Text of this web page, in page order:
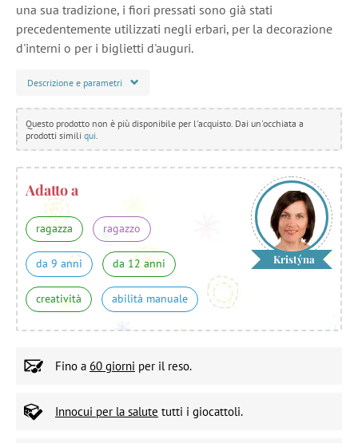
una sua tradizione, i fiori pressati sono già stati
precedentemente utilizzati negli erbari, per la decorazione
d'interni o per i biglietti d'auguri.
Descrizione e parametri
Questo prodotto non è più disponibile per l'acquisto. Dai un'occhiata a
prodotti simili qui
Adatto a
ragazza ragazzo
da 9 anni da 12 anni
creatività abilità manuale
Kristýna
Fino a 60 giorni per il reso.
Innocui per la salute tutti i giocattoli.